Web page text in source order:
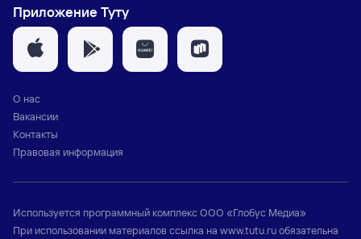
Приложение Туту
О нас
Вакансии
Контакты
Правовая информация
Используется программный комплексООО «Глобус Медиа»
При использовании материалов ссылка на www.tutu.ruобязательна